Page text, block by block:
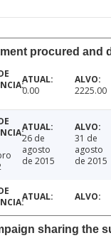
procured and
0.00 2225.00
26 de
agosto
de 2015
31 de
agosto
de 2015
sharing the